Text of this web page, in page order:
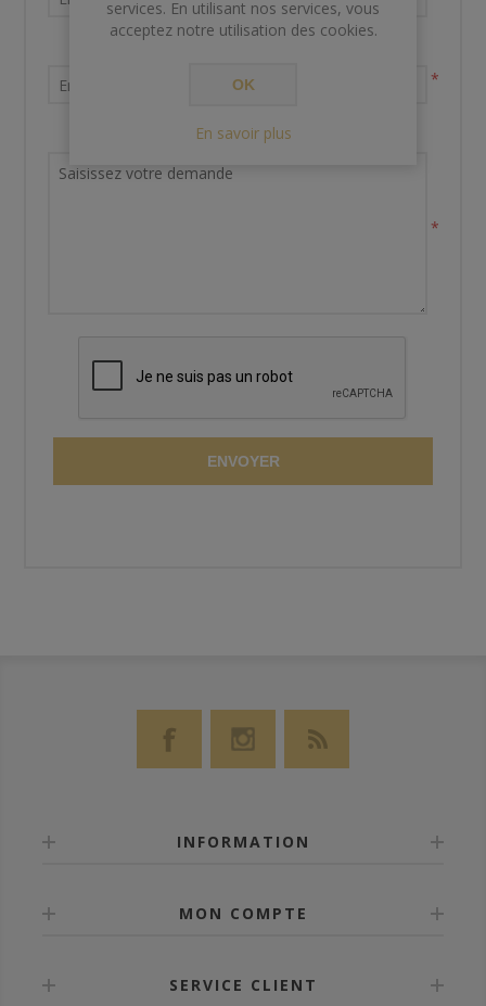
*
Demande de renseignements
*
ENVOYER
INFORMATION
MON COMPTE
SERVICE CLIENT
services. En utilisant nos services, vous
acceptez notre utilisation des cookies.
OK
En savoir plus